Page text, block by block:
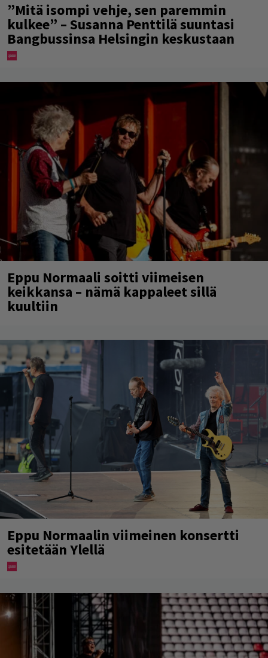
”Mitä isompi vehje, sen paremmin
kulkee” – Susanna Penttilä suuntasi
Bangbussinsa Helsingin keskustaan
Eppu Normaali soitti viimeisen
keikkansa – nämä kappaleet sillä
kuultiin
Eppu Normaalin viimeinen konsertti
esitetään Ylellä